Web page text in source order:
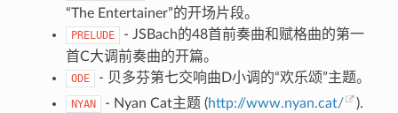
“The Entertainer”的开场片段。
PRELUDE
- JSBach的48首前奏曲和赋格曲的第一
首C大调前奏曲的开篇。
ODE - 贝多芬第七交响曲D小调的“欢乐颂”主题。
NYAN - Nyan Cat主题 (http://www.nyan.cat/
).